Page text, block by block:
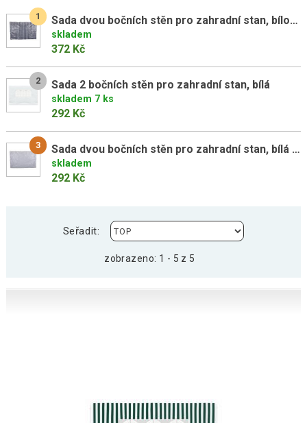
1 Sada dvou bočních stěn pro zahradní stan, bílo/modré
skladem
372 Kč
2 Sada 2 bočních stěn pro zahradní stan, bílá
skladem 7 ks
292 Kč
3 Sada dvou bočních stěn pro zahradní stan, bílá (bez oken)
skladem
292 Kč
Seřadit:
zobrazeno: 1 - 5 z 5